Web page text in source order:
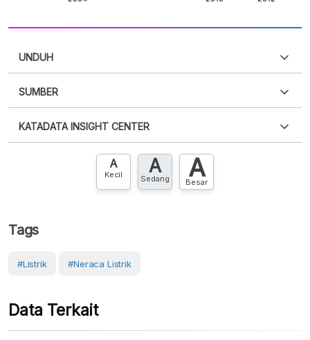
UNDUH
XLS
SUMBER
punya akun?Silakan Daftar sekarang
KATADATA INSIGHT CENTER
Hubungi sekarang »
A
Kecil A
Sedang A
Besar
Tags
#Listrik #Neraca Listrik
Data Terkait